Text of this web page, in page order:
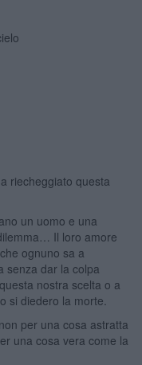
riecheggiato questa
un uomo e una
Il loro amore
ognuno sa a
senza dar la colpa
nostra scelta o a
si diedero la morte.
per una cosa astratta
una cosa vera come la